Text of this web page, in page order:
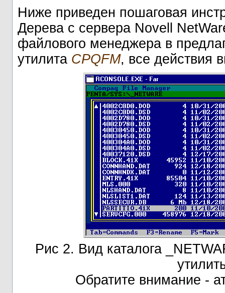
Ниже приведен пошаговая
Дерева с сервера Novell
файлового менеджера в
утилита CPQFM, все действия
Рис 2. Вид каталога
Обратите внимание -